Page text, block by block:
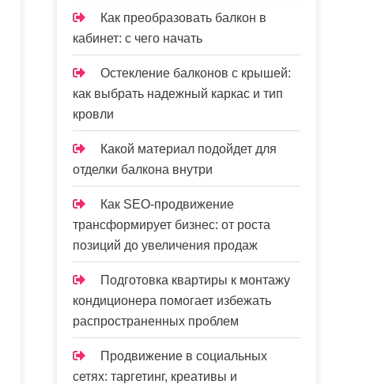
Как преобразовать балкон в
кабинет: с чего начать
Остекление балконов с крышей:
как выбрать надежный каркас и тип
кровли
Какой материал подойдет для
отделки балкона внутри
Как SEO-продвижение
трансформирует бизнес: от роста
позиций до увеличения продаж
Подготовка квартиры к монтажу
кондиционера помогает избежать
распространенных проблем
Продвижение в социальных
сетях: таргетинг, креативы и